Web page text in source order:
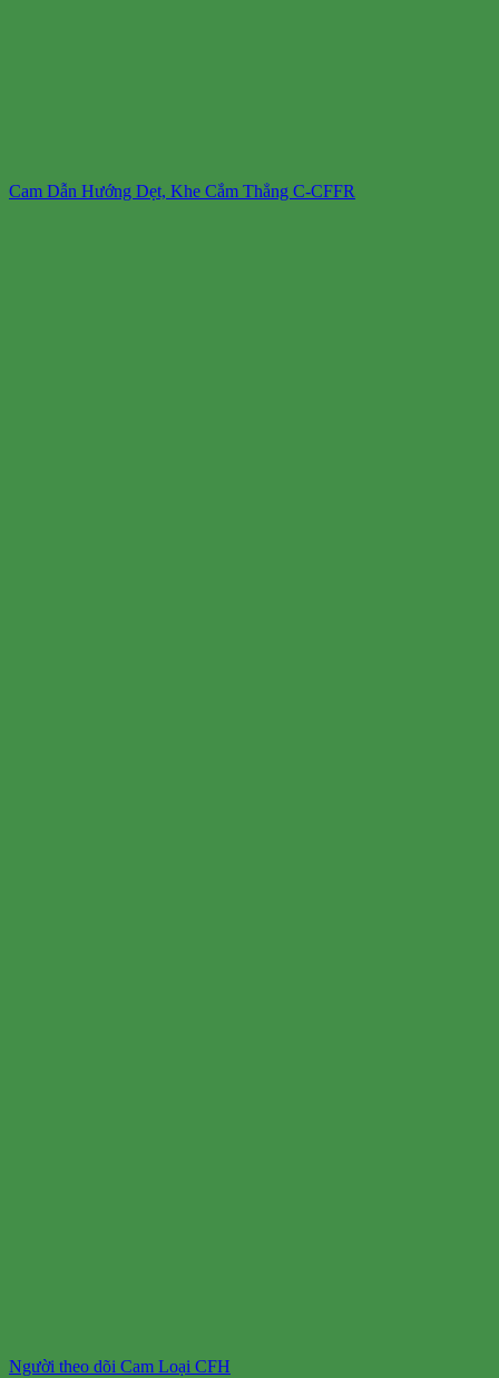
Cam Dẫn Hướng Dẹt, Khe Cắm Thẳng C-CFFR
Người theo dõi Cam Loại CFH